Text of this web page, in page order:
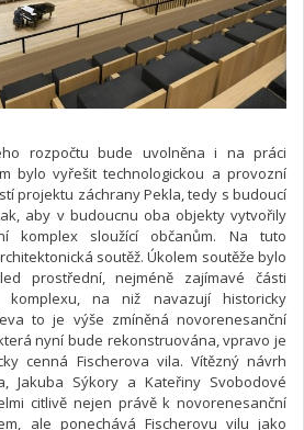
rozpočtu bude uvolněna i na práci
bylo vyřešit technologickou a provozní
projektu záchrany Pekla, tedy s budoucí
aby v budoucnu oba objekty vytvořily
komplex sloužící občanům. Na tuto
soutěž. Úkolem soutěže bylo
prostřední, nejméně zajímavé části
komplexu, na niž navazují historicky
to je výše zmíněná novorenesanční
nyní bude rekonstruována, vpravo je
cenná Fischerova vila. Vítězný návrh
Jakuba Sýkory a Kateřiny Svobodové
citlivě nejen právě k novorenesanční
ale ponechává Fischerovu vilu jako